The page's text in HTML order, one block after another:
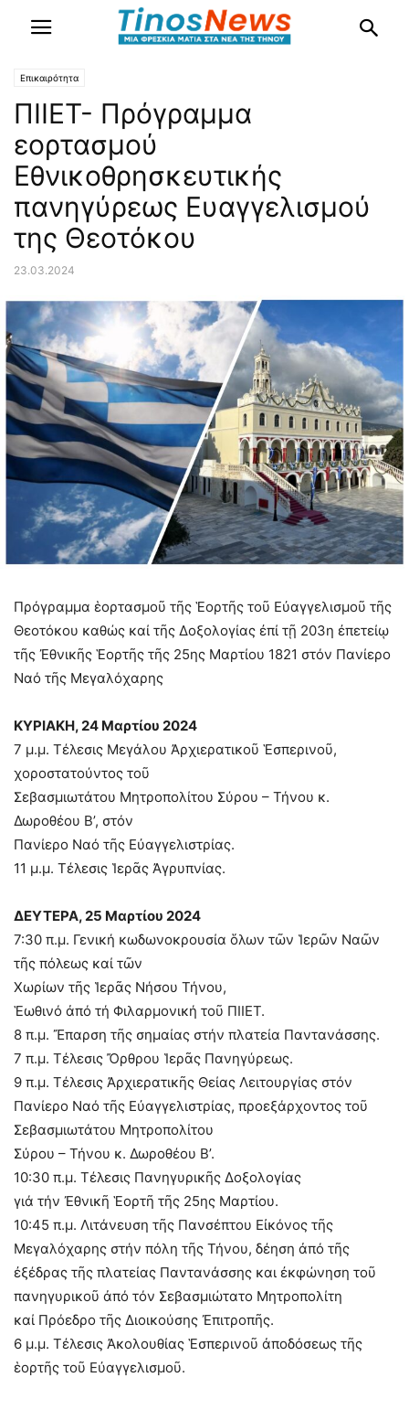
Επικαιρότητα
ΠΙΙΕΤ- Πρόγραμμα
εορτασμού
Εθνικοθρησκευτικής
πανηγύρεως Ευαγγελισμού
της Θεοτόκου
23.03.2024
Πρόγραμμα ἑορτασμοῦ τῆς Ἑορτῆς τοῦ Εὐαγγελισμοῦ τῆς
Θεοτόκου καθώς καί τῆς Δοξολογίας ἐπί τῇ 203η ἐπετείῳ
τῆς Ἐθνικῆς Ἑορτῆς τῆς 25ης Μαρτίου 1821 στόν Πανίερο
Ναό τῆς Μεγαλόχαρης
ΚΥΡΙΑΚΗ, 24 Μαρτίου 2024
7 μ.μ. Τέλεσις Μεγάλου Ἀρχιερατικοῦ Ἑσπερινοῦ,
χοροστατούντος τοῦ
Σεβασμιωτάτου Μητροπολίτου Σύρου – Τήνου κ.
Δωροθέου Β’, στόν
Πανίερο Ναό τῆς Εὐαγγελιστρίας.
11 μ.μ. Τέλεσις Ἱερᾶς Ἀγρυπνίας.
ΔΕΥΤΕΡΑ, 25 Μαρτίου 2024
7:30 π.μ. Γενική κωδωνοκρουσία ὅλων τῶν Ἱερῶν Ναῶν
τῆς πόλεως καί τῶν
Χωρίων τῆς Ἱερᾶς Νήσου Τήνου,
Ἑωθινό ἀπό τή Φιλαρμονική τοῦ ΠΙΙΕΤ.
8 π.μ. Ἔπαρση τῆς σημαίας στήν πλατεία Παντανάσσης.
7 π.μ. Τέλεσις Ὄρθρου Ἱερᾶς Πανηγύρεως.
9 π.μ. Τέλεσις Ἀρχιερατικῆς Θείας Λειτουργίας στόν
Πανίερο Ναό τῆς Εὐαγγελιστρίας, προεξάρχοντος τοῦ
Σεβασμιωτάτου Μητροπολίτου
Σύρου – Τήνου κ. Δωροθέου Β’.
10:30 π.μ. Τέλεσις Πανηγυρικῆς Δοξολογίας
γιά τήν Ἐθνικῆ Ἑορτῆ τῆς 25ης Μαρτίου.
10:45 π.μ. Λιτάνευση τῆς Πανσέπτου Εἰκόνος τῆς
Μεγαλόχαρης στήν πόλη τῆς Τήνου, δέηση ἀπό τῆς
ἐξέδρας τῆς πλατείας Παντανάσσης και ἐκφώνηση τοῦ
πανηγυρικοῦ ἀπό τόν Σεβασμιώτατο Μητροπολίτη
καί Πρόεδρο τῆς Διοικούσης Ἐπιτροπῆς.
6 μ.μ. Τέλεσις Ἀκολουθίας Ἑσπερινοῦ ἀποδόσεως τῆς
ἑορτῆς τοῦ Εὐαγγελισμοῦ.